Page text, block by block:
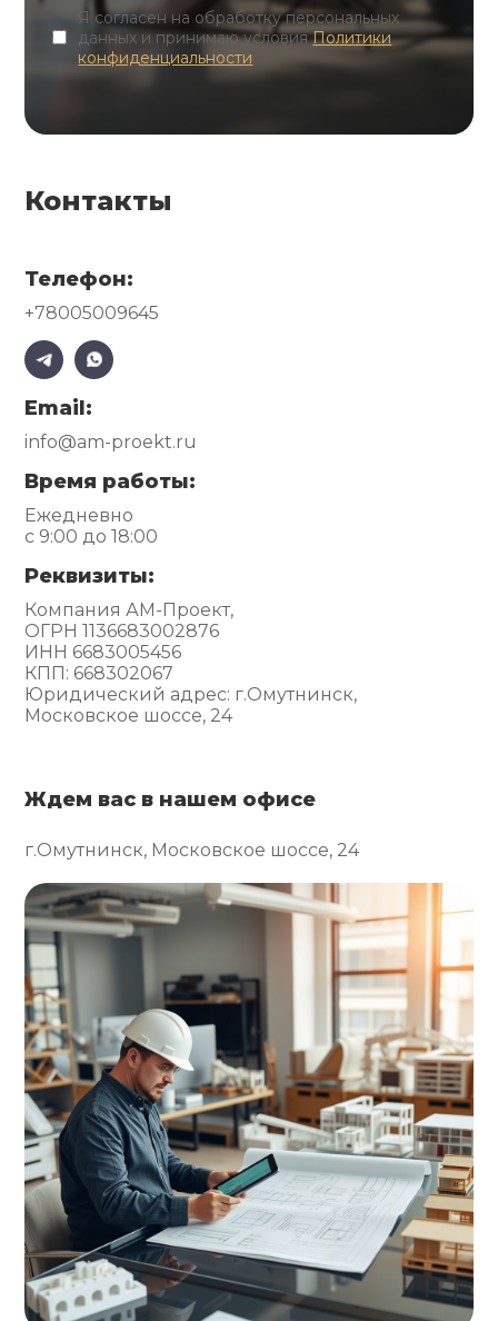
Я согласен на обработку персональных
данных и принимаю условияПолитики
конфиденциальности
Контакты
Телефон:
+78005009645
Email:
info@am-proekt.ru
Время работы:
Ежедневно
с 9:00 до 18:00
Реквизиты:
Компания АМ-Проект,
ОГРН 1136683002876
ИНН 6683005456
КПП: 668302067
Юридический адрес: г.Омутнинск,
Московское шоссе, 24
Ждем вас в нашем офисе
г.Омутнинск, Московское шоссе, 24